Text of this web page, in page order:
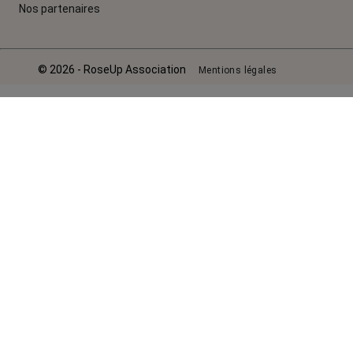
Nos partenaires
© 2026 - RoseUp Association Mentions légales